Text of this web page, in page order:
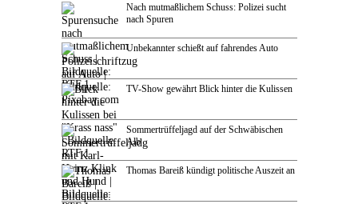
Nach mutmaßlichem Schuss: Polizei sucht
nach Spuren
Unbekannter schießt auf fahrendes Auto
TV-Show gewährt Blick hinter die Kulissen
Sommertrüffeljagd auf der Schwäbischen
Alb
Thomas Bareiß kündigt politische Auszeit an